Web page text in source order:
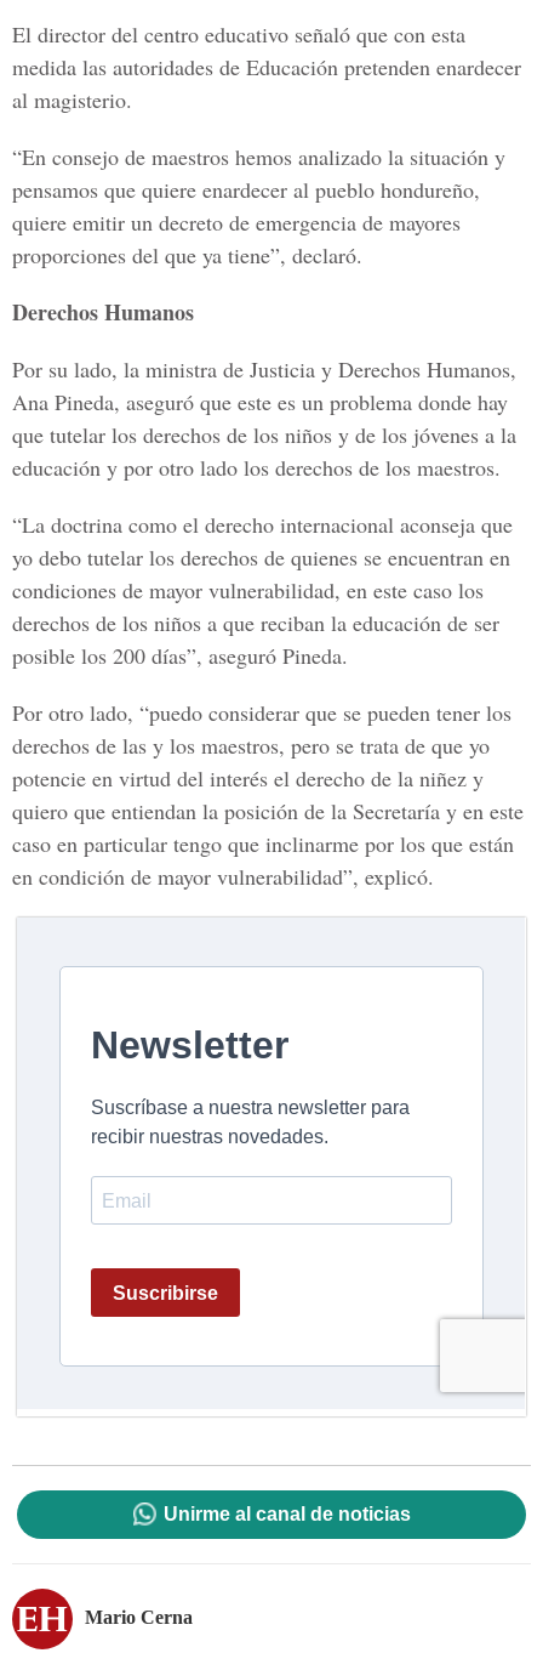
El director del centro educativo señaló que con esta
medida las autoridades de Educación pretenden enardecer
al magisterio.
“En consejo de maestros hemos analizado la situación y
pensamos que quiere enardecer al pueblo hondureño,
quiere emitir un decreto de emergencia de mayores
proporciones del que ya tiene”, declaró.
Derechos Humanos
Por su lado, la ministra de Justicia y Derechos Humanos,
Ana Pineda, aseguró que este es un problema donde hay
que tutelar los derechos de los niños y de los jóvenes a la
educación y por otro lado los derechos de los maestros.
“La doctrina como el derecho internacional aconseja que
yo debo tutelar los derechos de quienes se encuentran en
condiciones de mayor vulnerabilidad, en este caso los
derechos de los niños a que reciban la educación de ser
posible los 200 días”, aseguró Pineda.
Por otro lado, “puedo considerar que se pueden tener los
derechos de las y los maestros, pero se trata de que yo
potencie en virtud del interés el derecho de la niñez y
quiero que entiendan la posición de la Secretaría y en este
caso en particular tengo que inclinarme por los que están
en condición de mayor vulnerabilidad”, explicó.
Unirme al canal de noticias
Mario Cerna